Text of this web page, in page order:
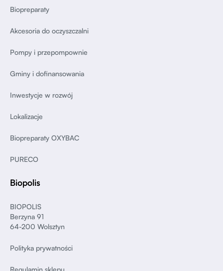
Biopreparaty
Akcesoria do oczyszczalni
Pompy i przepompownie
Gminy i dofinansowania
Inwestycje w rozwój
Lokalizacje
Biopreparaty OXYBAC
PURECO
Biopolis
BIOPOLIS
Berzyna 91
64-200 Wolsztyn
Polityka prywatności
Regulamin sklepu